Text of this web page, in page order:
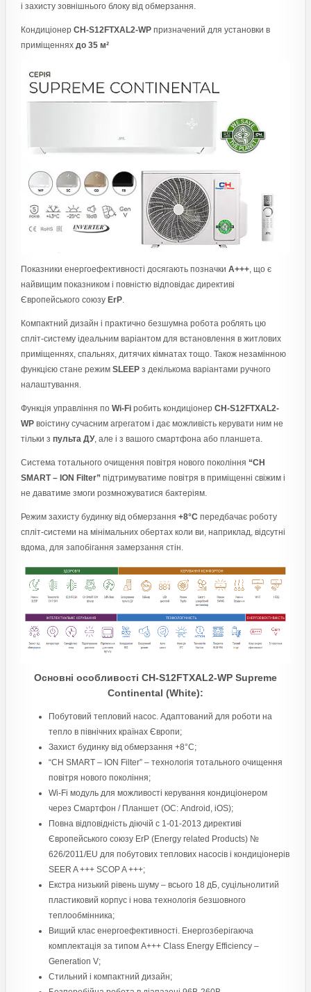
і захисту зовнішнього блоку від обмерзання.
Кондиціонер CH-S12FTXAL2-WP призначений для установки в
приміщеннях до 35 м²
Показники енергоефективності досягають позначки А+++, що є
найвищим показником і повністю відповідає директиві
Європейського союзуErP.
Компактний дизайн і практично безшумна робота роблять цю
спліт-систему ідеальним варіантом для встановлення в житлових
приміщеннях, спальнях, дитячих кімнатах тощо. Також незамінною
функцією стане режим SLEEPз декількома варіантами ручного
налаштування.
Функція управління по Wi-Fiробить кондиціонер CH-S12FTXAL2-
WPвоістину сучасним агрегатом і дає можливість керувати ним не
тільки з пульта ДУ, але і з вашого смартфона або планшета.
Система тотального очищення повітря нового покоління “CH
SMART – ION Filter” підтримуватиме повітря в приміщенні свіжим і
не даватиме змоги розмножуватися бактеріям.
Режим захисту будинку від обмерзання +8°C передбачає роботу
спліт-системи на мінімальних обертах коли ви, наприклад, відсутні
вдома, для запобігання замерзання стін.
Основні особливості CH-S12FTXAL2-WP Supreme
Continental (White):
Побутовий тепловий насос. Адаптований для роботи на
тепло в північних країнах Європи;
Захист будинку від обмерзання +8°C;
“CH SMART – ION Filter” – технологія тотального очищення
повітря нового покоління;
Wi-Fi модуль для можливості керування кондиціонером
через Смартфон / Планшет (ОС: Android, iOS);
Повна відповідність діючій c 1-01-2013 директиві
Європейського союзу ErP (Energy related Products) №
626/2011/EU для побутових теплових насосів і кондиціонерів
SEER A +++ SCOP A +++;
Екстра низький рівень шуму – всього 18 дБ, суцільнолитий
пластиковий корпус і нова технологія безшовного
теплообмінника;
Вищий клас енергоефективності. Енергозберігаюча
комплектація за типом A+++ Class Energy Efficiency –
Generation V;
Стильний і компактний дизайн;